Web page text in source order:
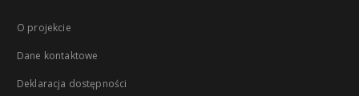
O projekcie
Dane kontaktowe
Deklaracja dostępności